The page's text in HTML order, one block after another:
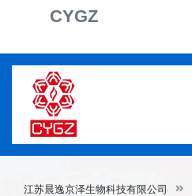
CYGZ
江苏晨逸京泽生物科技有限公司